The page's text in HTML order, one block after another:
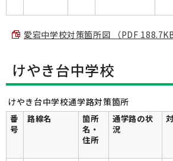
愛宕中学校対策箇所図 （PDF 188.7KB
けやき台中学校
けやき台中学校通学路対策箇所
番
号
路線名
箇所
名・
住所
通学路の状
況